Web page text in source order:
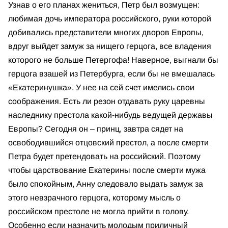
Узнав о его планах жениться, Петр был возмущен:
любимая дочь императора российского, руки которой
добивались представители многих дворов Европы,
вдруг выйдет замуж за нищего герцога, все владения
которого не больше Петергофа! Наверное, выгнали бы
герцога взашей из Петербурга, если бы не вмешалась
«Екатеринушка». У нее на сей счет имелись свои
соображения. Есть ли резон отдавать руку царевны
наследнику престола какой-нибудь ведущей державы
Европы? Сегодня он – принц, завтра сядет на
освободившийся отцовский престол, а после смерти
Петра будет претендовать на российский. Поэтому
чтобы царствование Екатерины после смерти мужа
было спокойным, Анну следовало выдать замуж за
этого невзрачного герцога, которому мысль о
российском престоле не могла прийти в голову.
Особенно если назначить молодым приличный